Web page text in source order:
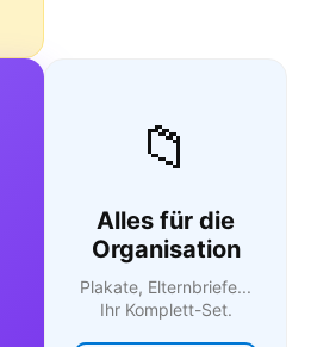
📁
Alles für die
Organisation
Plakate, Elternbriefe...
Ihr Komplett-Set.